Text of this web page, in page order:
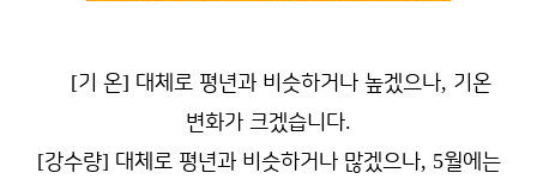
[기 온] 대체로 평년과 비슷하거나 높겠으나, 기온
변화가 크겠습니다.
[강수량] 대체로 평년과 비슷하거나 많겠으나, 5월에는